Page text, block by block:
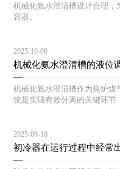
机械化氨水澄清槽设计合理
容器。
2025-10-08
机械化氨水澄清槽的液位
机械化氨水澄清槽作为焦炉
统是实现有效分离的关键环节
2025-09-18
初冷器在运行过程中经常